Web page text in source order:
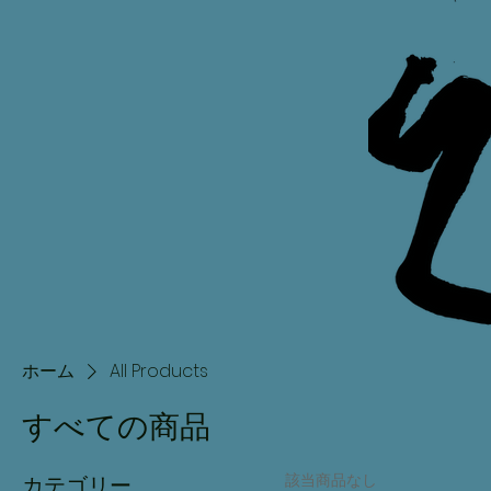
ホーム All Products
すべての商品
該当商品なし